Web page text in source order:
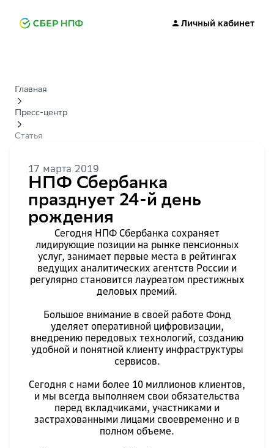
Личный кабинет
Главная
Пресс-центр
Статья
17 марта 2019
НПФ Сбербанка
празднует 24-й день
рождения
Сегодня НПФ Сбербанка сохраняет
лидирующие позиции на рынке пенсионных
услуг, занимает первые места в рейтингах
ведущих аналитических агентств России и
регулярно становится лауреатом престижных
деловых премий.
Большое внимание в своей работе Фонд
уделяет оперативной цифровизации,
внедрению передовых технологий, созданию
удобной и понятной клиенту инфраструктуры
сервисов.
Сегодня с нами более 10 миллионов клиентов,
и мы всегда выполняем свои обязательства
перед вкладчиками, участниками и
застрахованными лицами своевременно и в
полном объеме.